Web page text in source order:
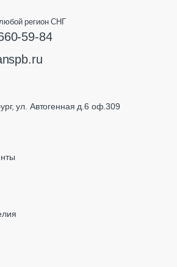
регион СНГ
59-84
ул. Автогенная д.6 оф.309